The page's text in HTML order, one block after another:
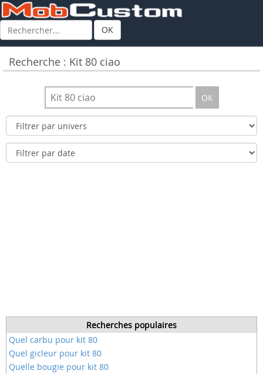
OK
Recherche : Kit 80 ciao
OK
Recherches populaires
Quel carbu pour kit 80
Quel gicleur pour kit 80
Quelle bougie pour kit 80